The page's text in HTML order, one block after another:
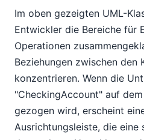
Im oben gezeigten UML-
Entwickler die Bereiche für
Operationen
Beziehungen zwischen den
konzentrieren. Wenn die
"CheckingAccount" auf
gezogen wird, erscheint
Ausrichtungsleiste, die